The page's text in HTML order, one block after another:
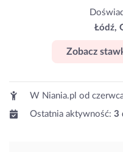
Łódź,
Zobacz
W Niania.pl od
Ostatnia aktywność: 3